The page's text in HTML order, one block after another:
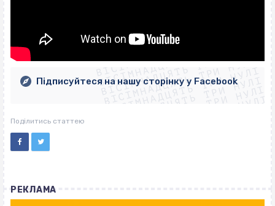
ВІСІМНАДЦЯТЬ ТРИ НУЛІ
ВІСІМНАДЦЯТЬ ТРИ НУЛІ
ВІСІМНАДЦЯТЬ ТРИ НУЛІ
ВІСІМНАДЦЯТЬ ТРИ НУЛІ
ВІСІМНАДЦЯТЬ ТРИ НУЛІ
ВІСІМНАДЦЯТЬ ТРИ НУЛІ
ВІСІМНАДЦЯТЬ ТРИ НУЛІ
ВІСІМНАДЦЯТЬ ТРИ НУЛІ
Підписуйтеся на нашу сторінку у Facebook
Поділитись статтею
РЕКЛАМА